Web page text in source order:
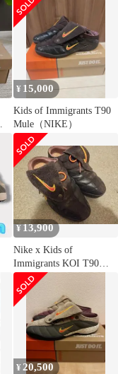
¥ 15,000
Kids of Immigrants T90
Mule（NIKE）
¥13,900
Nike x Kids of
Immigrants KOI T90
Mule
¥ 20,500